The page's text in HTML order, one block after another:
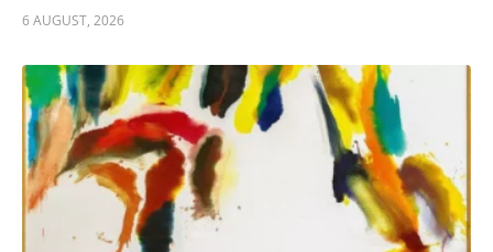
6 AUGUST, 2026